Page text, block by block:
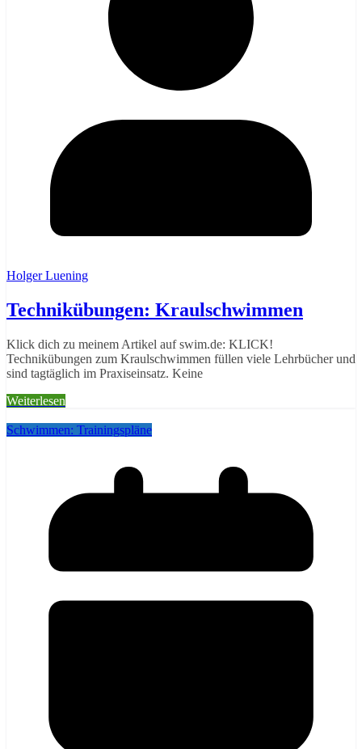
Holger Luening
Technikübungen: Kraulschwimmen
Klick dich zu meinem Artikel auf swim.de: KLICK!
Technikübungen zum Kraulschwimmen füllen viele Lehrbücher und
sind tagtäglich im Praxiseinsatz. Keine
Weiterlesen
Schwimmen: Trainingspläne